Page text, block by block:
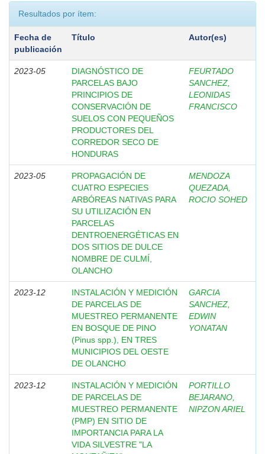
Resultados por ítem:
Fecha de
publicación
Título Autor(es)
2023-05
DIAGNÓSTICO DE
PARCELAS BAJO
PRINCIPIOS DE
CONSERVACIÓN DE
SUELOS CON PEQUEÑOS
PRODUCTORES DEL
CORREDOR SECO DE
HONDURAS
FEURTADO
SANCHEZ,
LEONIDAS
FRANCISCO
2023-05
PROPAGACIÓN DE
CUATRO ESPECIES
ARBÓREAS NATIVAS PARA
SU UTILIZACIÓN EN
PARCELAS
DENTROENERGÉTICAS EN
DOS SITIOS DE DULCE
NOMBRE DE CULMÍ,
OLANCHO
MENDOZA
QUEZADA,
ROCIO SOHED
2023-12
INSTALACIÓN Y MEDICIÓN
DE PARCELAS DE
MUESTREO PERMANENTE
EN BOSQUE DE PINO
(Pinus spp.), EN TRES
MUNICIPIOS DEL OESTE
DE OLANCHO
GARCIA
SANCHEZ,
EDWIN
YONATAN
2023-12
INSTALACIÓN Y MEDICIÓN
DE PARCELAS DE
MUESTREO PERMANENTE
(PMP) EN SITIO DE
IMPORTANCIA PARA LA
VIDA SILVESTRE "LA
PORTILLO
BEJARANO,
NIPZON ARIEL